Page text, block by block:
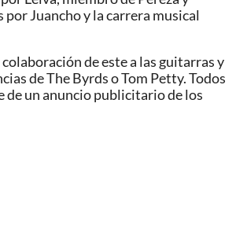
Juancho y la carrera musical
de este a las guitarras y
de The Byrds o Tom Petty. Todos
de un anuncio publicitario de los